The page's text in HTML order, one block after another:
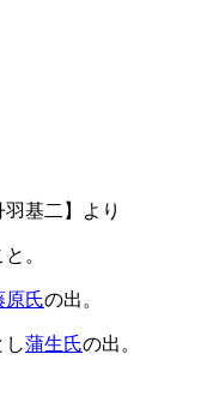
基二】より
。
原氏の出。
し蒲生氏の出。